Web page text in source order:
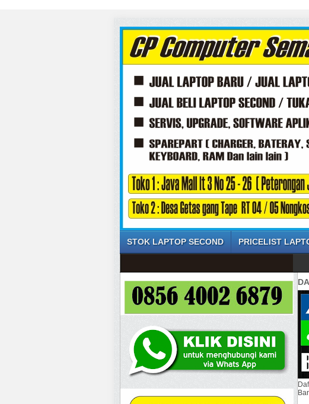
STOK LAPTOP SECOND PRICELIST